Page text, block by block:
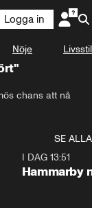
Logga in
Nöje Livsstil
chans att nå
SE ALLA
I DAG 13:51
Hammarby